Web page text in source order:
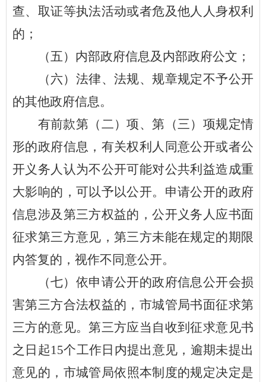
查、取证等执法活动或者危及他人人身权利
的；
（五）内部政府信息及内部政府公文；
（六）法律、法规、规章规定不予公开
的其他政府信息。
有前款第（二）项、第（三）项规定情
形的政府信息，有关权利人同意公开或者公
开义务人认为不公开可能对公共利益造成重
大影响的，可以予以公开。申请公开的政府
信息涉及第三方权益的，公开义务人应书面
征求第三方意见，第三方未能在规定的期限
内答复的，视作不同意公开。
（七） 依申请公开的政府信息公开会损
害第三方合法权益的，市城管局书面征求第
三方的意见。第三方应当自收到征求意见书
之日起15个工作日内提出意见，逾期未提出
意见的，市城管局依照本制度的规定决定是